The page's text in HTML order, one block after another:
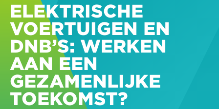
ELEKTRISCHE
VOERTUIGEN EN
DNB’S: WERKEN
AAN EEN
GEZAMENLIJKE
TOEKOMST?